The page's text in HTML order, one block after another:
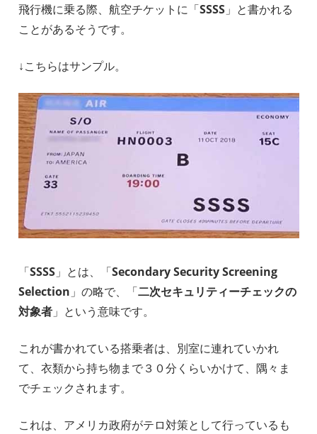
飛行機に乗る際、航空チケットに「SSSS」と書かれる
ことがあるそうです。
↓こちらはサンプル。
「SSSS」とは、「Secondary Security Screening
Selection 」の略で、「二次セキュリティーチェックの
対象者」という意味です。
これが書かれている搭乗者は、別室に連れていかれ
て、衣類から持ち物まで３０分くらいかけて、隅々ま
でチェックされます。
これは、アメリカ政府がテロ対策として行っているも